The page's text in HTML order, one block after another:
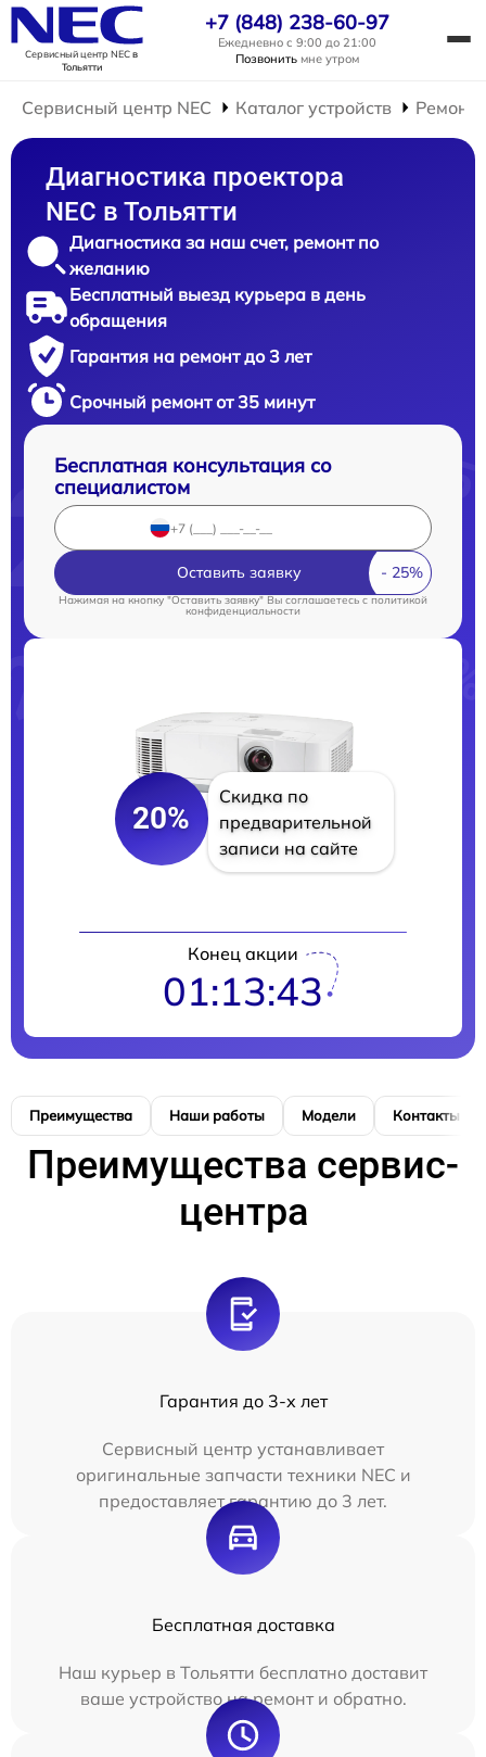
Сервисный центр NECв
Тольятти
+7 (848) 238-60-97
Ежедневно с 9:00 до 21:00
Позвонить мне утром
Сервисный центр NEC Каталог устройств Ремонт
Диагностика проектора
NEC в Тольятти
Диагностика за наш счет, ремонт по
желанию
Бесплатный выезд курьера в день
обращения
Гарантия на ремонт до 3 лет
Срочный ремонт от 35 минут
Бесплатная консультация со
специалистом
Оставить заявку
Нажимая на кнопку "Оставить заявку" Вы соглашаетесь cполитикой
конфиденциальности
20%
Скидка по
предварительной
записи на сайте
Конец акции
01:13:43
Преимущества Наши работы Модели Контакты
Преимущества сервис-
центра
Гарантия до 3-х лет
Сервисный центр устанавливает
оригинальные запчасти техники NEC и
предоставляет гарантию до 3 лет.
Бесплатная доставка
Наш курьер в Тольятти бесплатно доставит
ваше устройство на ремонт и обратно.